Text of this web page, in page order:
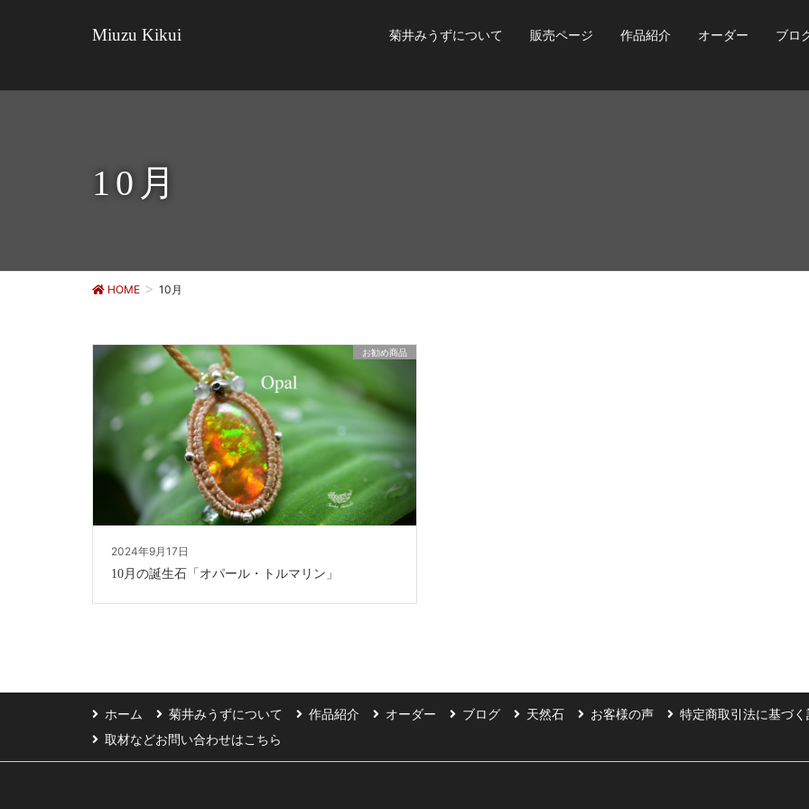
Miuzu Kikui 菊井みうずについて 販売ページ 作品紹介 オーダー ブロ
10月
HOME 10月
2024年9月17日
お勧め商品
10月の誕生石「オパール・トルマリン」
ホーム 菊井みうずについて 作品紹介 オーダー ブログ 天然石 お客様の声 特定商取引法に基づく
取材などお問い合わせはこちら